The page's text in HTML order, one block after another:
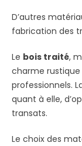
D’autres
fabrication des
Le bois traité,
charme rustique
professionnels.
quant à elle,
transats.
Le choix des